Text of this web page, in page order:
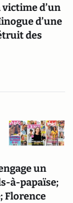
d’un
d’une
des
un
à-papaïse;
Florence